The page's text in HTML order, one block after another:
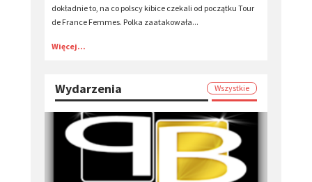
dokładnie to, na co polscy kibice czekali od początku Tour
de France Femmes. Polka zaatakowała...
Więcej...
Wydarzenia Wszystkie